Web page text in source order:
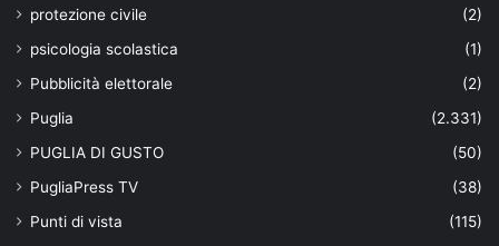
protezione civile
(2)
psicologia scolastica
(1)
Pubblicità elettorale
(2)
Puglia
(2.331)
PUGLIA DI GUSTO
(50)
PugliaPress TV
(38)
Punti di vista
(115)